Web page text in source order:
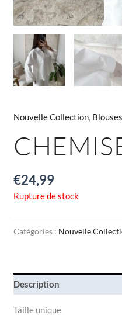
Nouvelle Collection,
€24,99
Rupture de stock
Catégories : Nouvelle
Description
Taille unique